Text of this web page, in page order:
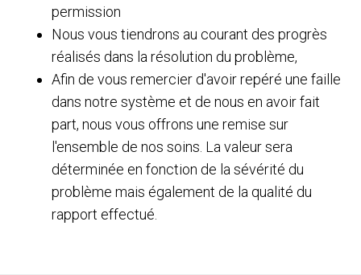
permission
Nous vous tiendrons au courant des progrès
réalisés dans la résolution du problème,
Afin de vous remercier d'avoir repéré une faille
dans notre système et de nous en avoir fait
part, nous vous offrons une remise sur
l'ensemble de nos soins. La valeur sera
déterminée en fonction de la sévérité du
problème mais également de la qualité du
rapport effectué.